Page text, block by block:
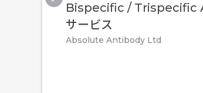
Bispecific / Trispecific
サービス
Absolute Antibody Ltd